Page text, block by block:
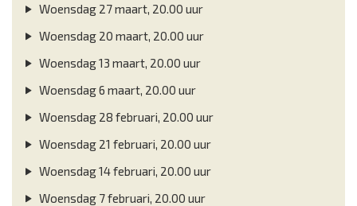
Woensdag 27 maart, 20.00 uur
Woensdag 20 maart, 20.00 uur
Woensdag 13 maart, 20.00 uur
Woensdag 6 maart, 20.00 uur
Woensdag 28 februari, 20.00 uur
Woensdag 21 februari, 20.00 uur
Woensdag 14 februari, 20.00 uur
Woensdag 7 februari, 20.00 uur